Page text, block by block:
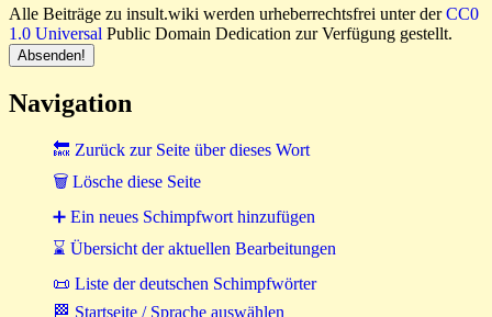
Alle Beiträge zu insult.wiki werden urheberrechtsfrei unter derCC0
1.0 Universal Public Domain Dedication zur Verfügung gestellt.
Navigation
🔙 Zurück zur Seite über dieses Wort
🗑 Lösche diese Seite
➕ Ein neues Schimpfwort hinzufügen
⌛ Übersicht der aktuellen Bearbeitungen
📜 Liste der deutschen Schimpfwörter
🏁 Startseite / Sprache auswählen